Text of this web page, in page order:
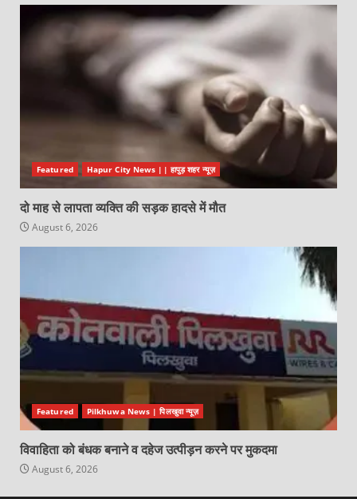
Featured Hapur City News || हापुड़ शहर न्यूज़
दो माह से लापता व्यक्ति की सड़क हादसे में मौत
August 6, 2026
Featured Pilkhuwa News | पिलखुवा न्यूज़
विवाहिता को बंधक बनाने व दहेज उत्पीड़न करने पर मुकदमा
August 6, 2026